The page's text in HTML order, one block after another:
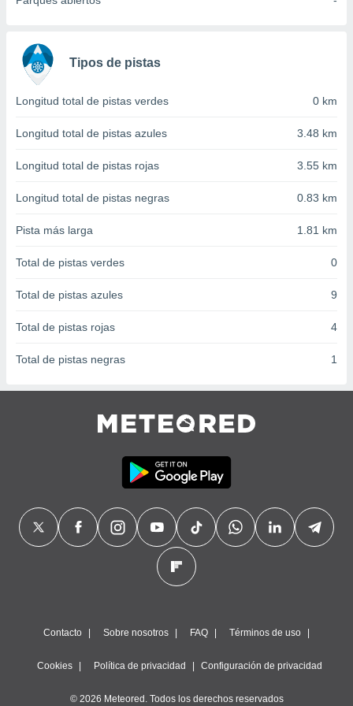
e
mediante
publicidad
1199
Tipos de pistas
Longitud total de pistas verdes 0 km
Longitud total de pistas azules 3.48 km
Longitud total de pistas rojas 3.55 km
Longitud total de pistas negras 0.83 km
Pista más larga 1.81 km
Total de pistas verdes 0
Total de pistas azules 9
Total de pistas rojas 4
Total de pistas negras 1
Contacto Sobre nosotros FAQ Términos de uso
Cookies Política de privacidad Configuración de privacidad
© 2026 Meteored. Todos los derechos reservados